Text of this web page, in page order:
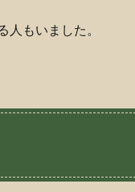
もいました。